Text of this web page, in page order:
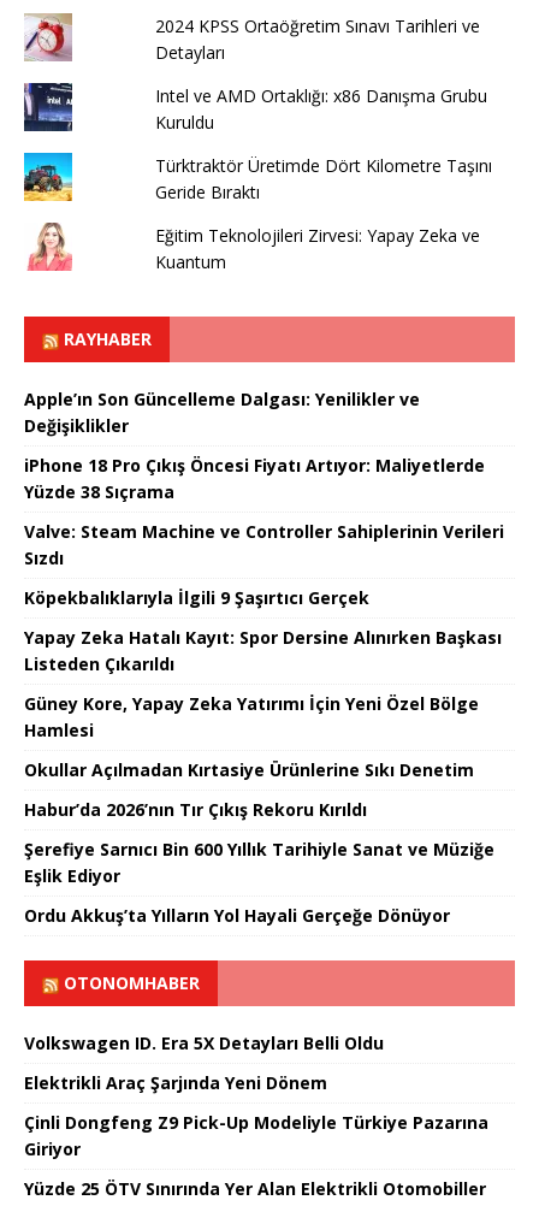
2024 KPSS Ortaöğretim Sınavı Tarihleri ve
Detayları
Intel ve AMD Ortaklığı: x86 Danışma Grubu
Kuruldu
Türktraktör Üretimde Dört Kilometre Taşını
Geride Bıraktı
Eğitim Teknolojileri Zirvesi: Yapay Zeka ve
Kuantum
RAYHABER
Apple’ın Son Güncelleme Dalgası: Yenilikler ve
Değişiklikler
iPhone 18 Pro Çıkış Öncesi Fiyatı Artıyor: Maliyetlerde
Yüzde 38 Sıçrama
Valve: Steam Machine ve Controller Sahiplerinin Verileri
Sızdı
Köpekbalıklarıyla İlgili 9 Şaşırtıcı Gerçek
Yapay Zeka Hatalı Kayıt: Spor Dersine Alınırken Başkası
Listeden Çıkarıldı
Güney Kore, Yapay Zeka Yatırımı İçin Yeni Özel Bölge
Hamlesi
Okullar Açılmadan Kırtasiye Ürünlerine Sıkı Denetim
Habur’da 2026’nın Tır Çıkış Rekoru Kırıldı
Şerefiye Sarnıcı Bin 600 Yıllık Tarihiyle Sanat ve Müziğe
Eşlik Ediyor
Ordu Akkuş’ta Yılların Yol Hayali Gerçeğe Dönüyor
OTONOMHABER
Volkswagen ID. Era 5X Detayları Belli Oldu
Elektrikli Araç Şarjında Yeni Dönem
Çinli Dongfeng Z9 Pick-Up Modeliyle Türkiye Pazarına
Giriyor
Yüzde 25 ÖTV Sınırında Yer Alan Elektrikli Otomobiller